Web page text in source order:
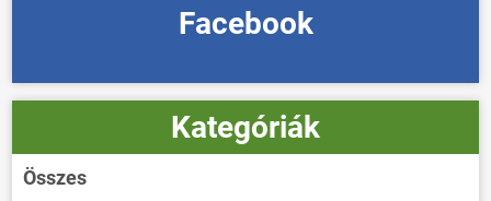
Facebook
Kategóriák
Összes